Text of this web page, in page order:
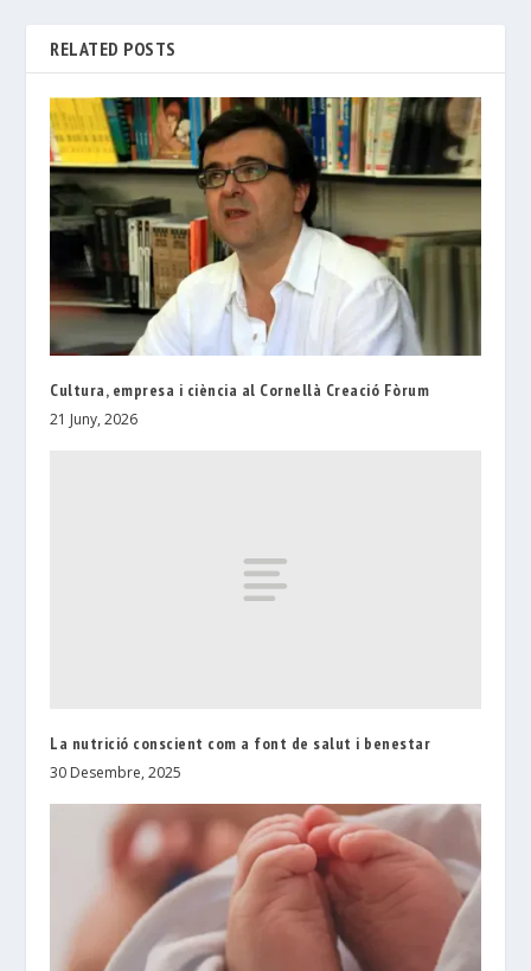
RELATED POSTS
Cultura, empresa i ciència al Cornellà Creació Fòrum
21 Juny, 2026
La nutrició conscient com a font de salut i benestar
30 Desembre, 2025